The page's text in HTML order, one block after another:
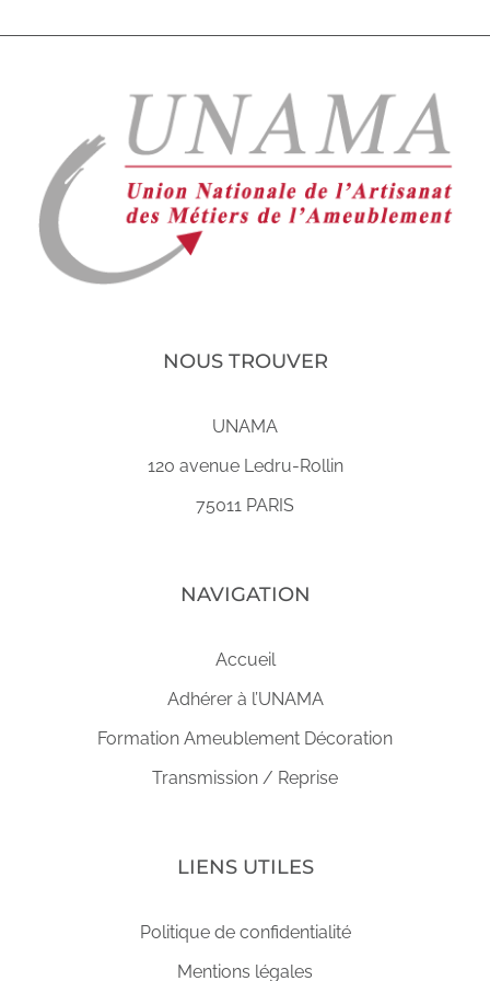
NOUS TROUVER
UNAMA
120 avenue Ledru-Rollin
75011 PARIS
NAVIGATION
Accueil
Adhérer à l’UNAMA
Formation Ameublement Décoration
Transmission / Reprise
LIENS UTILES
Politique de confidentialité
Mentions légales